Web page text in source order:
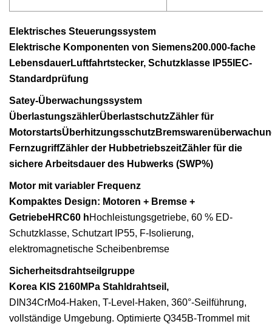
Elektrisches Steuerungssystem
Elektrische Komponenten von Siemens200.000-fache
LebensdauerLuftfahrtstecker, Schutzklasse IP55IEC-
Standardprüfung
Satey-Überwachungssystem
ÜberlastungszählerÜberlastschutzZähler für
FernzugriffZähler der HubbetriebszeitZähler für die
sichere Arbeitsdauer des Hubwerks (SWP%)
Motor mit variabler Frequenz
Kompaktes Design: Motoren + Bremse +
GetriebeHRC60 hHochleistungsgetriebe, 60 % ED-
Schutzklasse, Schutzart IP55, F-Isolierung,
elektromagnetische Scheibenbremse
Sicherheitsdrahtseilgruppe
Korea KIS 2160MPa Stahldrahtseil,
DIN34CrMo4-Haken, T-Level-Haken, 360°-Seilführung,
vollständige Umgebung. Optimierte Q345B-Trommel mit